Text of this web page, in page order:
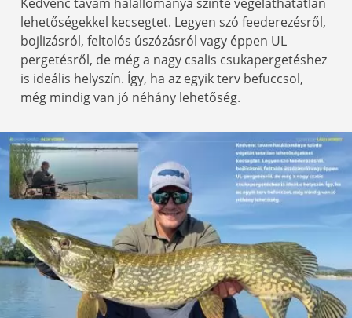
lehetőségekkel kecsegtet. Legyen szó feederezésről,
bojlizásról, feltolós úszózásról vagy éppen UL
pergetésről, de még a nagy csalis csukapergetéshez
is ideális helyszín. Így, ha az egyik terv befuccsol,
még mindig van jó néhány lehetőség.